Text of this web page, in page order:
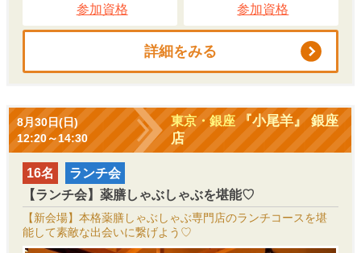
参加資格 参加資格
詳細をみる
8月30日(日)
12:20～14:30
東京・銀座『小尾羊』 銀座
店
16名
ランチ会
【ランチ会】薬膳しゃぶしゃぶを堪能♡
【新会場】本格薬膳しゃぶしゃぶ専門店のランチコースを堪
能して素敵な出会いに繋げよう♡